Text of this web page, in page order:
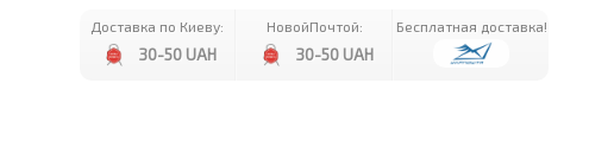
Доставка по Киеву:
30-50 UAH
НовойПочтой:
30-50 UAH
Бесплатная доставка!